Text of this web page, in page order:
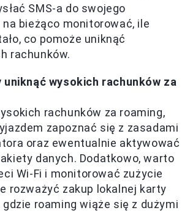
SMS-a do swojego
na bieżąco monitorować, ile
co pomoże uniknąć
rachunków.
uniknąć wysokich rachunków za
rachunków za roaming,
zapoznać się z zasadami
oraz ewentualnie aktywować
danych. Dodatkowo, warto
Wi-Fi i monitorować zużycie
rozważyć zakup lokalnej karty
gdzie roaming wiąże się z dużymi